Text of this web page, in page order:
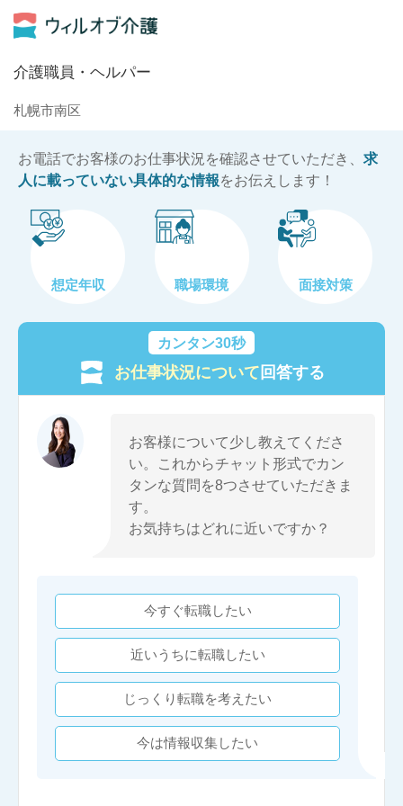
介護職員・ヘルパー
札幌市南区
お電話でお客様のお仕事状況を確認させていただき、 求
人に載っていない具体的な情報をお伝えします！
想定年収 職場環境 面接対策
カンタン30秒
お仕事状況について回答する
お客様について少し教えてくださ
い。これからチャット形式でカン
タンな質問を8つさせていただきま
す。
お気持ちはどれに近いですか？
今すぐ転職したい
近いうちに転職したい
じっくり転職を考えたい
今は情報収集したい